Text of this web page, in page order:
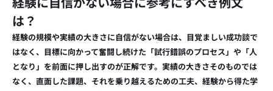
は？
経験の規模や実績の大きさに自信がない場合は、目覚ましい成功談で
はなく、目標に向かって奮闘し続けた「試行錯誤のプロセス」や「人
となり」を前面に押し出すのが正解です。実績の大きさそのものでは
なく、直面した課題、それを乗り越えるための工夫、経験から得た学